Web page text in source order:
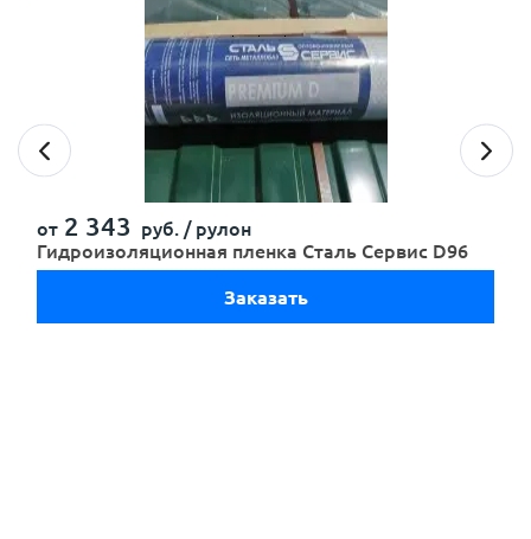
политикой обработки персональных данных
ознакомлен(-а) и даюсогласиена обработку
персональных данных
с политикой конфиденциальностиознакомлен(-а)
и даю согласие
от 2 343 руб. / рулон
Гидроизоляционная пленка Сталь Сервис D96
Заказать